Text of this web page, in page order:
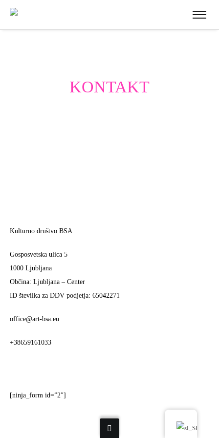
KONTAKT
Kulturno društvo BSA
Gosposvetska ulica 5
1000 Ljubljana
Občina: Ljubljana – Center
ID številka za DDV podjetja: 65042271
office@art-bsa.eu
+38659161033
[ninja_form id=”2″]